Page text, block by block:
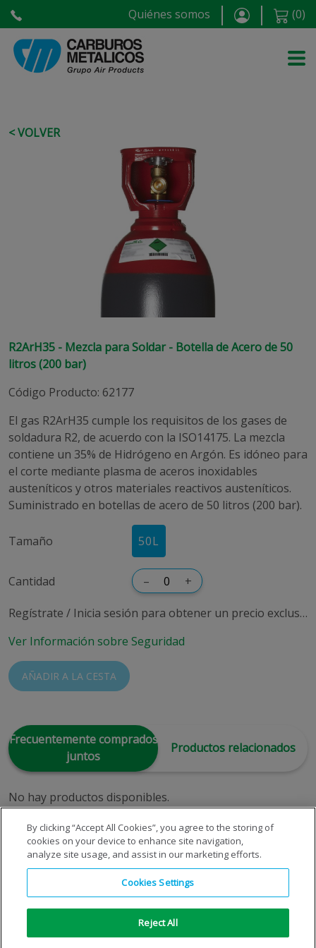
Quiénes somos (0)
< VOLVER
R2ArH35 - Mezcla para Soldar - Botella de Acero de 50
litros (200 bar)
Código Producto: 62177
El gas R2ArH35 cumple los requisitos de los gases de
soldadura R2, de acuerdo con la ISO14175. La mezcla
contiene un 35% de Hidrógeno en Argón. Es idóneo para
el corte mediante plasma de aceros inoxidables
austeníticos y otros materiales reactivos austeníticos.
Suministrado en botellas de acero de 50 litros (200 bar).
Tamaño 50L
Cantidad – +
Regístrate / Inicia sesión para obtener un precio exclusivo
Ver Información sobre Seguridad
AÑADIR A LA CESTA
Frecuentemente comprados
juntos
Productos relacionados
No hay productos disponibles.
Copyright © 1996-2026 © S.E. de Carburos Metálicos, S.A.
By clicking “Accept All Cookies”, you agree to the storing of
cookies on your device to enhance site navigation,
analyze site usage, and assist in our marketing efforts.
Cookies Settings
Reject All